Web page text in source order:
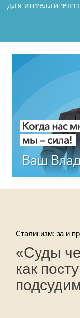
для
Сталинизм: за и
«Суды
как